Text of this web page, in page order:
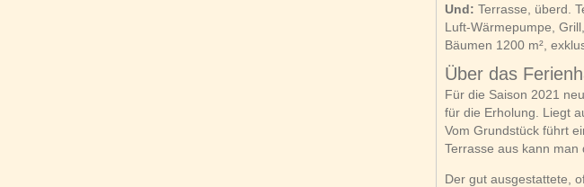
Und: Terrasse, überd.
Luft-Wärmepumpe,
Bäumen 1200 m²,
Über das
Für die Saison 2021
für die Erholung. Liegt
Vom Grundstück führt
Terrasse aus kann
Der gut ausgestattete,